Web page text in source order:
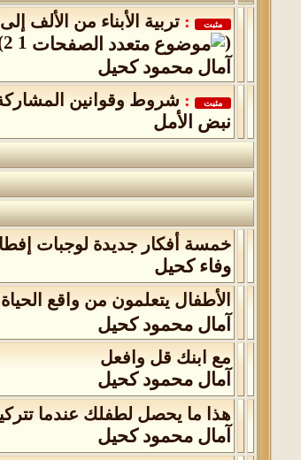
مثبت : تربية الأبناء من الألف إلى
(
1
2
آمال محمود كحيل
مثبت : شروط وقوانين
نبض الأمل
خمسة أفكار جديدة لوجبات
وفاء كحيل
الأطفال يتعلمون من واقع الحياة
آمال محمود كحيل
مع ابنك قل وافعل
آمال محمود كحيل
هذا ما يحصل لطفلك عندما
آمال محمود كحيل